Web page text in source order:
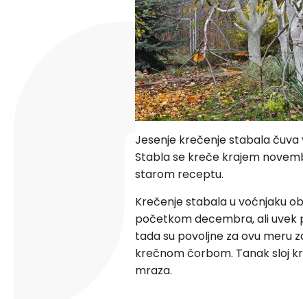
Jesenje krečenje stabala
Stabla se kreče krajem
starom receptu.
Krečenje stabala u voćnjaku
početkom decembra, ali uvek
tada su povoljne za ovu meru
krečnom čorbom. Tanak sloj
mraza.